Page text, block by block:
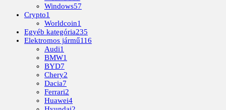
Windows57
Crypto1
Worldcoin1
Egyéb kategória235
Elektromos jármű116
Audi1
BMW1
BYD7
Chery2
Dacia7
Ferrari2
Huawei4